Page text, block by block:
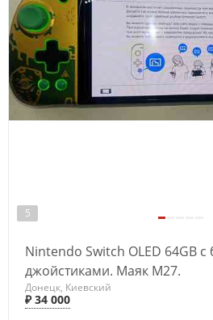
5
Nintendo Switch OLED 64GB
джойстиками. Маяк М27.
Донецк, Киевский
₽ 34 000